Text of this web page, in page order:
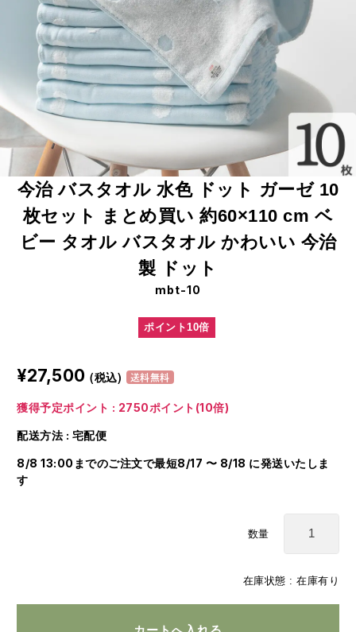
今治 バスタオル 水色 ドット ガーゼ 10
枚セット まとめ買い 約60×110 cm ベ
ビー タオル バスタオル かわいい 今治
製 ドット
mbt-10
ポイント10倍
在庫状態 : 在庫有り
¥27,500 (税込) 送料無料
獲得予定ポイント : 2750ポイント(10倍)
配送方法 : 宅配便
8/8 13:00までのご注文で最短8/17 〜 8/18 に発送いたしま
す
数量